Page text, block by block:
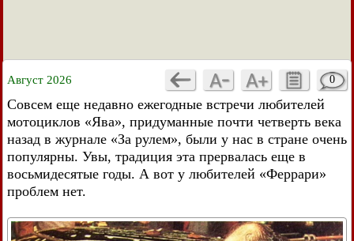
Август 2026 0
Совсем еще недавно ежегодные встречи любителей
мотоциклов «Ява», придуманные почти четверть века
назад в журнале «За рулем», были у нас в стране очень
популярны. Увы, традиция эта прервалась еще в
восьмидесятые годы. А вот у любителей «Феррари»
проблем нет.